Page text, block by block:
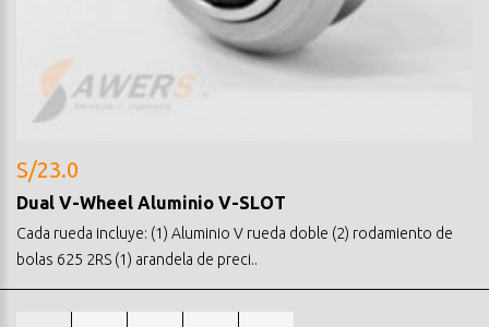
S/23.0
Dual V-Wheel Aluminio V-SLOT
Cada rueda incluye: (1) Aluminio V rueda doble (2) rodamiento de
bolas 625 2RS (1) arandela de preci..